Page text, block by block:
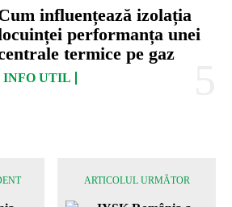
influențează izolația
performanța unei
termice pe gaz
INFO UTIL
ARTICOLUL URMĂTOR